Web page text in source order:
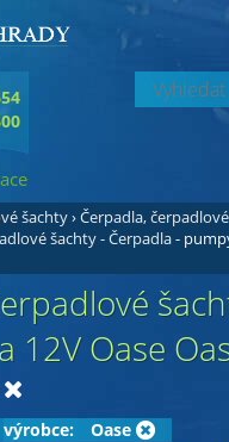
šachty›Čerpadla,
šachty - Čerpadla-
12V Oase
výrobce: Oase